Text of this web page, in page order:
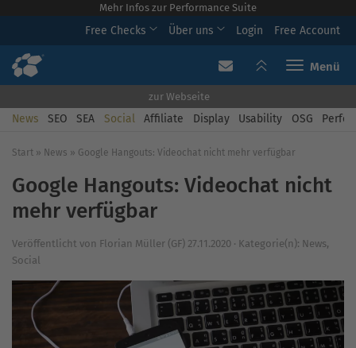
Mehr Infos zur Performance Suite
Free Checks Über uns Login Free Account
Toggle
zur Webseite
News SEO SEA Social Affiliate Display Usability OSG
Start » News » Google Hangouts: Videochat nicht mehr verfügbar
Google Hangouts: Videochat nicht
mehr verfügbar
Veröffentlicht von Florian Müller (GF) 27.11.2020 · Kategorie(n): News,
Social